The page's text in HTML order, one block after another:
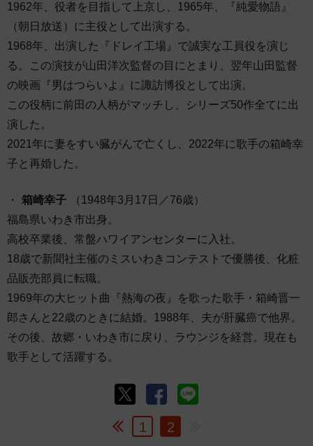
1962年、役者を目指して上京し、1965年、『純愛物語』
（朝日放送）に主役として出演する。
1968年、出演した『ドレイ工場』で誠実な工員役を演じ
る。この演技が山田洋次監督の目にとまり、翌年山田監督
の映画『男はつらいよ』に諏訪博役として出演。
この役柄に前田の人柄がマッチし、シリーズ50作全てに出
演した。
2021年に妻をすい臓がんで亡くし、2022年に歌手の箱崎幸
子と再婚した。
・ 箱崎幸子
（1948年3月17日／76歳）
福島県いわき市出身。
高校卒業後、常盤ハワイアンセンターに入社。
18歳で新聞社主催のミスいわきコンテストで優勝後、化粧
品販売部員に転職。
1969年の大ヒット曲『熱海の夜』を歌った歌手・箱崎晋一
郎さんと22歳のときに結婚。1988年、夫が肝臓癌で他界。
その後、故郷・いわき市に戻り、ラウンジを経営。現在も
歌手として活躍する。
1 2